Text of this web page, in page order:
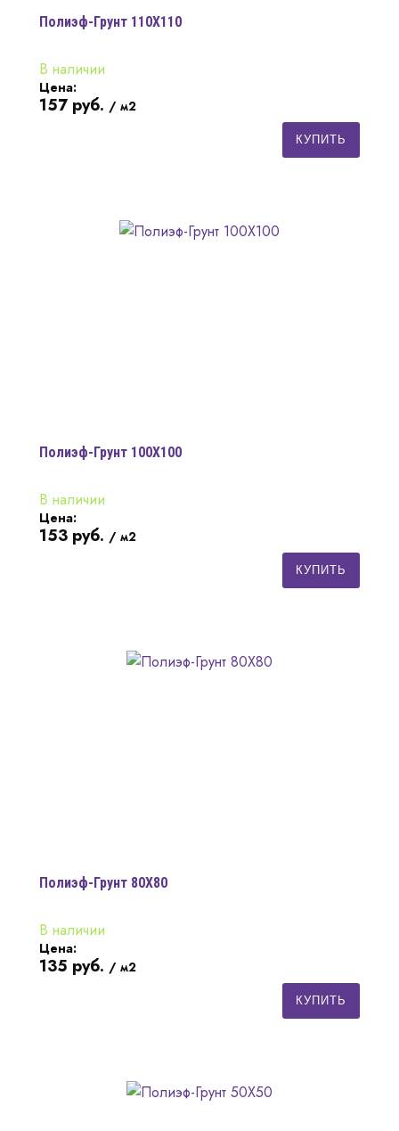
Полиэф-Грунт 110Х110
В наличии
Цена:
157 руб. / м2
КУПИТЬ
Полиэф-Грунт 100Х100
В наличии
Цена:
153 руб. / м2
КУПИТЬ
Полиэф-Грунт 80Х80
В наличии
Цена:
135 руб. / м2
КУПИТЬ